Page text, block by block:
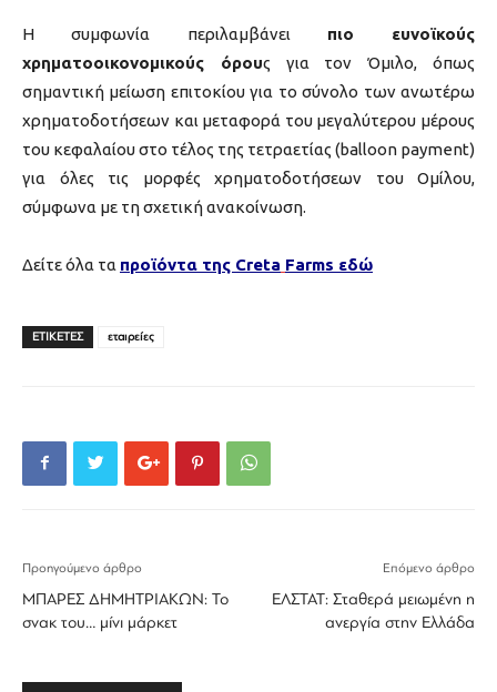
Η συμφωνία περιλαμβάνει πιο ευνοϊκούς
χρηματοοικονομικούς όρους για τον Όμιλο, όπως
σημαντική μείωση επιτοκίου για το σύνολο των ανωτέρω
χρηματοδοτήσεων και μεταφορά του μεγαλύτερου μέρους
του κεφαλαίου στο τέλος της τετραετίας (balloon payment)
για όλες τις μορφές χρηματοδοτήσεων του Ομίλου,
σύμφωνα με τη σχετική ανακοίνωση.
Δείτε όλα τα προϊόντα της Creta Farms εδώ
ΕΤΙΚΕΤΕΣ εταιρείες
Προηγούμενο άρθρο
MΠΑΡΕΣ ΔΗΜΗΤΡΙΑΚΩΝ: Το
σνακ του… μίνι μάρκετ
Επόμενο άρθρο
ΕΛΣΤΑΤ: Σταθερά μειωμένη η
ανεργία στην Ελλάδα